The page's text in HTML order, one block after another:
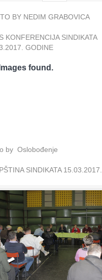
BY NEDIM GRABOVICA
KONFERENCIJA SINDIKATA
GODINE
found.
by Oslobođenje
SINDIKATA 15.03.2017.